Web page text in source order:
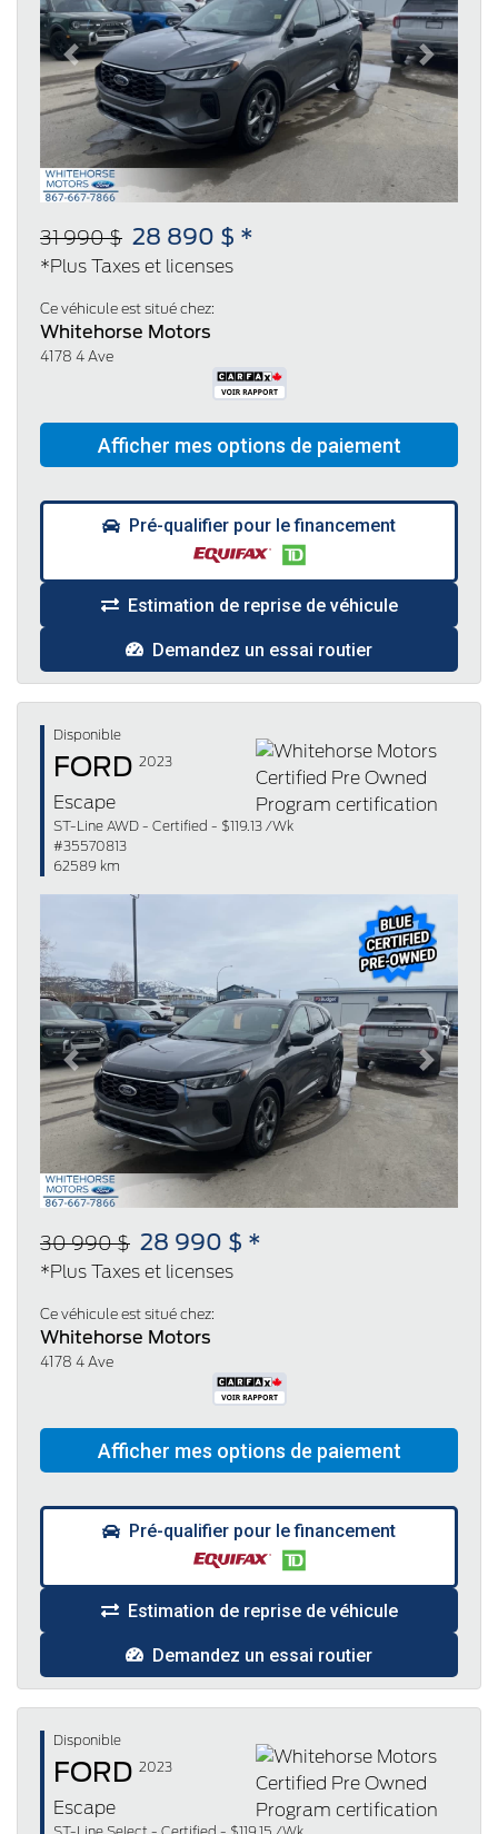
Previous Next
31 990 $ 28 890 $ *
*Plus Taxes et licenses
Ce véhicule est situé chez:
Whitehorse Motors
4178 4 Ave
Pré-qualifier pour le financement
Estimation de reprise de véhicule
Demandez un essai routier
Disponible
FORD 2023
Escape
ST-Line AWD - Certified - $119.13 /Wk
#35570813
62589 km
Previous Next
30 990 $ 28 990 $ *
*Plus Taxes et licenses
Ce véhicule est situé chez:
Whitehorse Motors
4178 4 Ave
Pré-qualifier pour le financement
Estimation de reprise de véhicule
Demandez un essai routier
Disponible
FORD 2023
Escape